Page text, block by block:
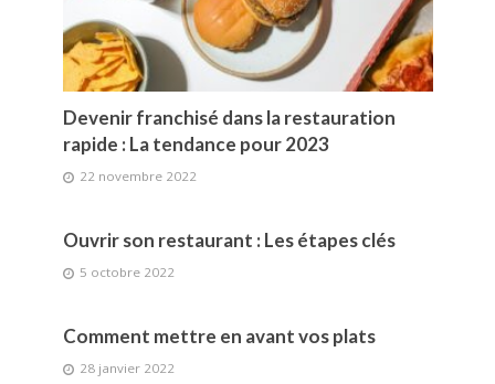
Devenir franchisé dans la restauration
rapide : La tendance pour 2023
22 novembre 2022
Ouvrir son restaurant : Les étapes clés
5 octobre 2022
Comment mettre en avant vos plats
28 janvier 2022